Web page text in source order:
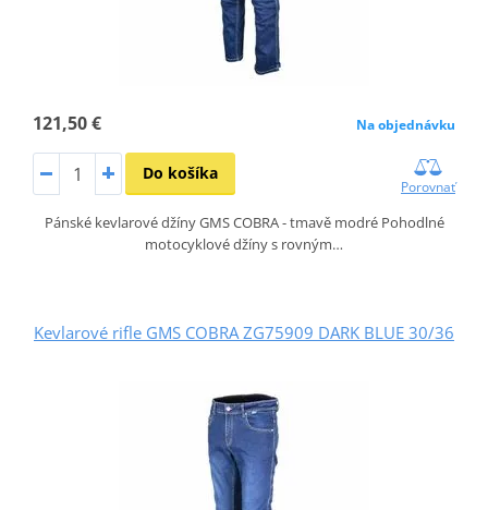
121,50 € Na objednávku
Do košíka
Porovnať
Pánské kevlarové džíny GMS COBRA - tmavě modré Pohodlné
motocyklové džíny s rovným…
Kevlarové rifle GMS COBRA ZG75909 DARK BLUE 30/36